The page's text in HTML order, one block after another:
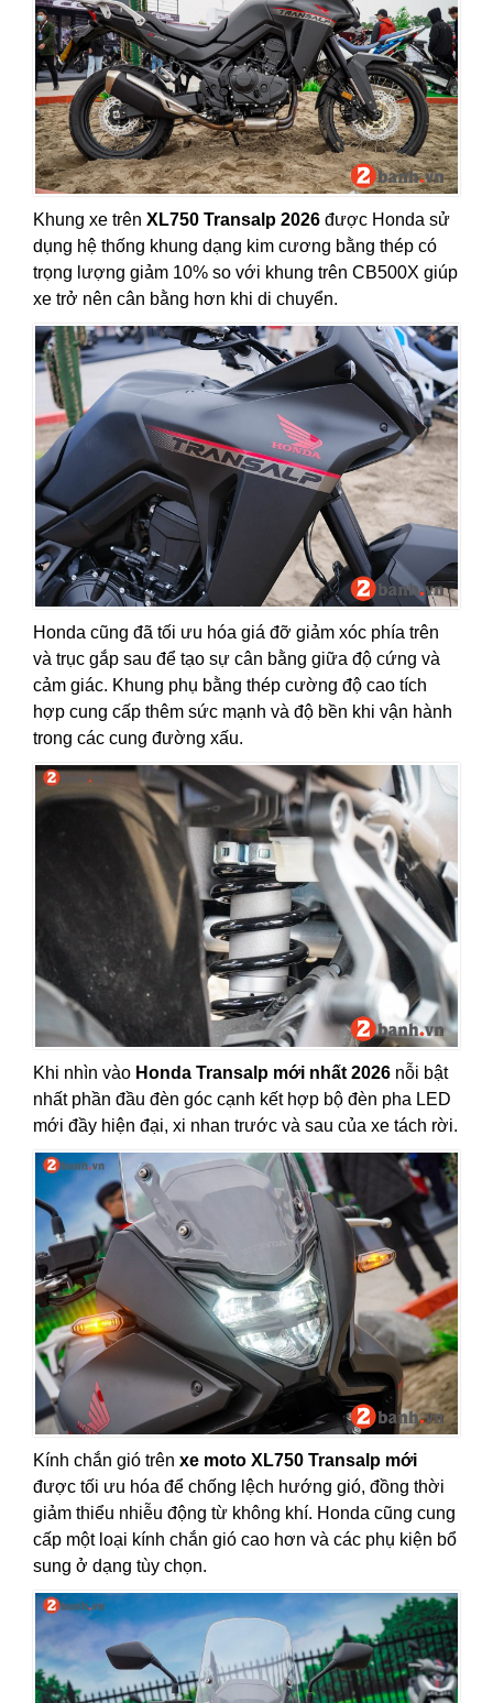
Khung xe trên XL750 Transalp 2026 được Honda sử
dụng hệ thống khung dạng kim cương bằng thép có
trọng lượng giảm 10% so với khung trên CB500X giúp
xe trở nên cân bằng hơn khi di chuyển.
Honda cũng đã tối ưu hóa giá đỡ giảm xóc phía trên
và trục gắp sau để tạo sự cân bằng giữa độ cứng và
cảm giác. Khung phụ bằng thép cường độ cao tích
hợp cung cấp thêm sức mạnh và độ bền khi vận hành
trong các cung đường xấu.
Khi nhìn vào Honda Transalp mới nhất 2026 nỗi bật
nhất phần đầu đèn góc cạnh kết hợp bộ đèn pha LED
mới đầy hiện đại, xi nhan trước và sau của xe tách rời.
Kính chắn gió trên xe moto XL750 Transalp mới
được tối ưu hóa để chống lệch hướng gió, đồng thời
giảm thiểu nhiễu động từ không khí. Honda cũng cung
cấp một loại kính chắn gió cao hơn và các phụ kiện bổ
sung ở dạng tùy chọn.